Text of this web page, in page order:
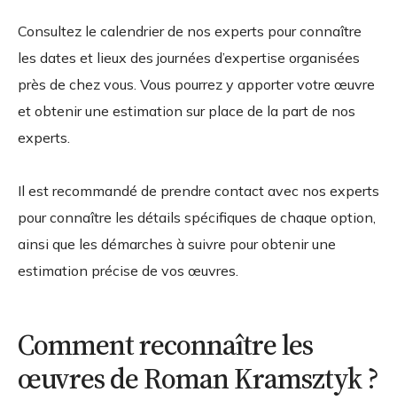
Consultez le calendrier de nos experts pour connaître
les dates et lieux des journées d’expertise organisées
près de chez vous. Vous pourrez y apporter votre œuvre
et obtenir une estimation sur place de la part de nos
experts.
Il est recommandé de prendre contact avec nos experts
pour connaître les détails spécifiques de chaque option,
ainsi que les démarches à suivre pour obtenir une
estimation précise de vos œuvres.
Comment reconnaître les
œuvres de Roman Kramsztyk ?